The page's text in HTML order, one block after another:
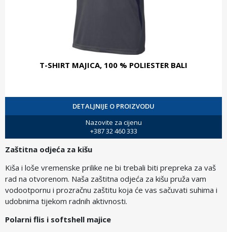
T-SHIRT MAJICA, 100 % POLIESTER BALI
DETALJNIJE O PROIZVODU
Nazovite za cijenu
+387 32 460 333
Zaštitna odjeća za kišu
Kiša i loše vremenske prilike ne bi trebali biti prepreka za vaš
rad na otvorenom. Naša zaštitna odjeća za kišu pruža vam
vodootpornu i prozračnu zaštitu koja će vas sačuvati suhima i
udobnima tijekom radnih aktivnosti.
Polarni flis i softshell majice